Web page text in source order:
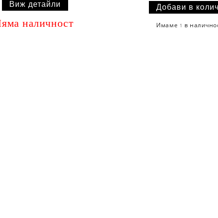
Виж детайли
наличност Имаме 1 в